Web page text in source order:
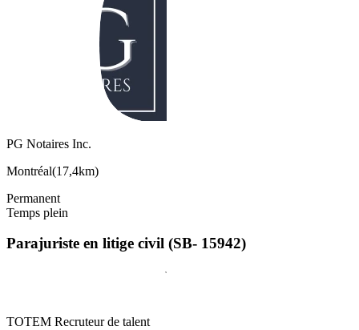
PG Notaires Inc.
Montréal(17,4km)
Permanent
Temps plein
Parajuriste en litige civil (SB- 15942)
TOTEM Recruteur de talent